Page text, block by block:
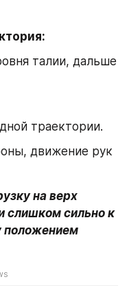
талии, дальше
траектории.
движение рук
на верх
слишком сильно к
положением